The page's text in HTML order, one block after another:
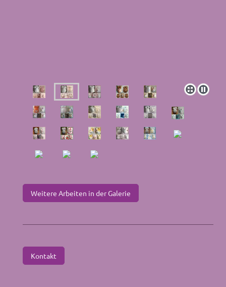
Weitere Arbeiten in der Galerie
Kontakt